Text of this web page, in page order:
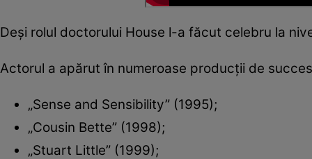
Deși rolul doctorului House l-a făcut celebru la
Actorul a apărut în numeroase producții de
„Sense and Sensibility” (1995);
„Cousin Bette” (1998);
„Stuart Little” (1999);